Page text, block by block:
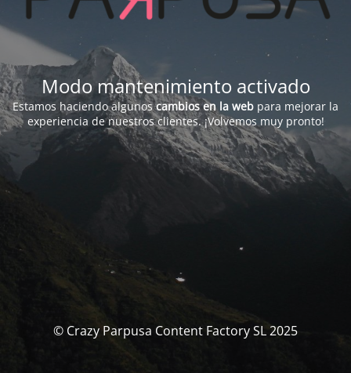
Modo mantenimiento activado
Estamos haciendo algunoscambios en la web para mejorar la
experiencia de nuestros clientes. ¡Volvemos muy pronto!
© Crazy Parpusa Content Factory SL 2025